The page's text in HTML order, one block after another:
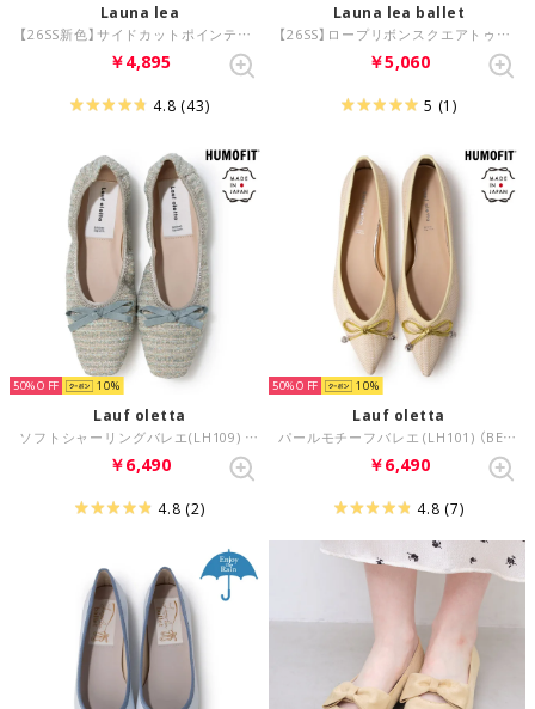
Launa lea
【26SS新色】サイドカットポインテットトゥパンプス（0492A) （ミントZ/C）
￥4,895
4.8 (43)
Launa lea ballet
【26SS】ロープリボンスクエアトゥバレエシューズ(B7102A) （LピンクS）
￥5,060
5 (1)
50% 10
Lauf oletta
ソフトシャーリングバレエ(LH109) （MINT-Z）
￥6,490
4.8 (2)
50% 10
Lauf oletta
パールモチーフバレエ (LH101) （BEIGE-Z/C）
￥6,490
4.8 (7)